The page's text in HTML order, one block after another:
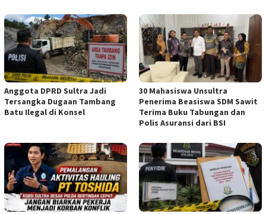
Anggota DPRD Sultra Jadi
Tersangka Dugaan Tambang
Batu Ilegal di Konsel
30 Mahasiswa Unsultra
Penerima Beasiswa SDM Sawit
Terima Buku Tabungan dan
Polis Asuransi dari BSI